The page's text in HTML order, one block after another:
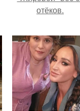
отёков.